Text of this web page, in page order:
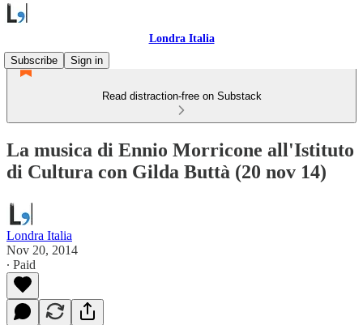
Londra Italia
Subscribe
Sign in
Read distraction-free on Substack
La musica di Ennio Morricone all'Istituto
di Cultura con Gilda Buttà (20 nov 14)
Londra Italia
Nov 20, 2014
∙ Paid